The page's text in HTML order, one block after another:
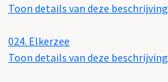
Toon details van deze beschrijving
024. Elkerzee
Toon details van deze beschrijving